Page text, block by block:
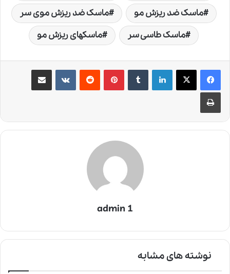
ماسک ضد ریزش مو
ماسک ضد ریزش موی سر
ماسک طاسی سر
ماسکهای ریزش مو
لینکدین ‫تامبلر ‫پین‌ترست‫رددیت ‫VKontakteاشتراک گذاری از طریق ایمیل
چاپ
admin 1
نوشته های مشابه